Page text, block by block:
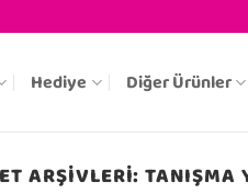
Hediye Diğer Ürünler
ARŞIVLERI:TANIŞMA